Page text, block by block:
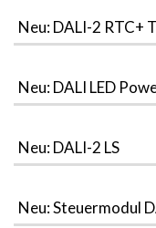
Neu: DALI-2 RTC+
Neu: DALI LED
Neu: DALI-2 LS
Neu: Steuermodul